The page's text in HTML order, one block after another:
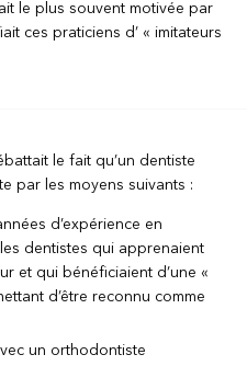
le plus souvent motivée par
ces praticiens d’ « imitateurs
le fait qu’un dentiste
par les moyens suivants :
d’expérience en
dentistes qui apprenaient
et qui bénéficiaient d’une «
d’être reconnu comme
un orthodontiste